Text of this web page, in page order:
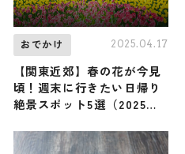
おでかけ 2025.04.17
【関東近郊】春の花が今見
頃！週末に行きたい日帰り
絶景スポット5選（2025年4